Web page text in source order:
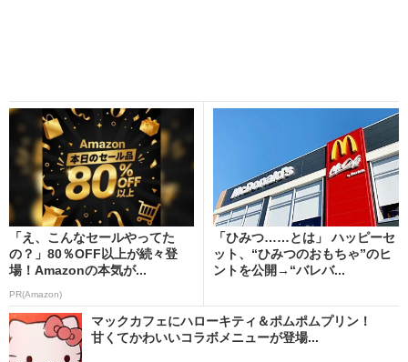
「え、こんなセールやってた
の？」80％OFF以上が続々登
場！Amazonの本気が...
PR(Amazon)
「ひみつ……とは」 ハッピーセ
ット、“ひみつのおもちゃ”のヒ
ントを公開→“バレバ...
マックカフェにハローキティ＆ポムポムプリン！
甘くてかわいいコラボメニューが登場...